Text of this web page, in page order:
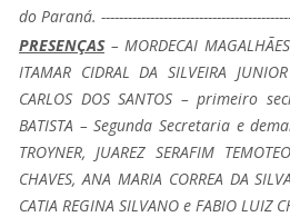
do Paraná.
PRESENÇAS– MORDECAI
ITAMAR CIDRAL DA SILVEIRA
CARLOS DOS SANTOS – primeiro
BATISTA – Segunda Secretaria e
TROYNER, JUAREZ SERAFIM
CHAVES, ANA MARIA CORREA DA
CATIA REGINA SILVANO e FABIO LUIZ